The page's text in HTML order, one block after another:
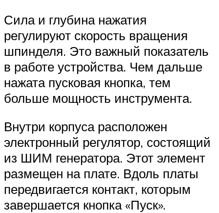
Сила и глубина нажатия
регулируют скорость вращения
шпинделя. Это важный показатель
в работе устройства. Чем дальше
нажата пусковая кнопка, тем
больше мощность инструмента.
Внутри корпуса расположен
электронный регулятор, состоящий
из ШИМ генератора. Этот элемент
размещен на плате. Вдоль платы
передвигается контакт, которым
завершается кнопка «Пуск».